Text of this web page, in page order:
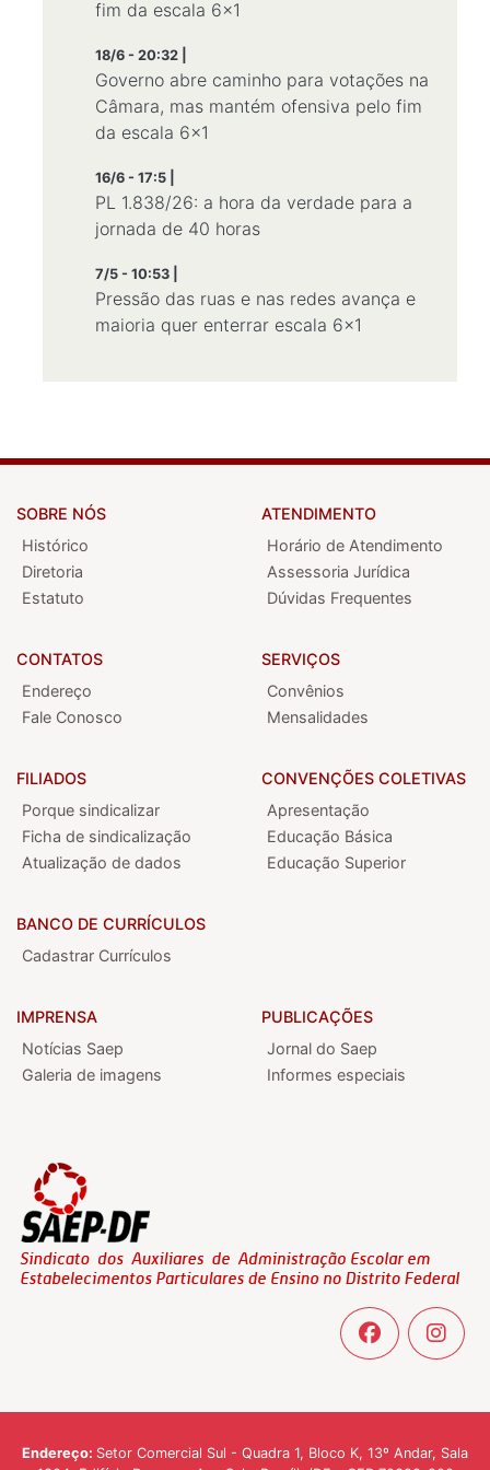
fim da escala 6×1
18/6 - 20:32 |
Governo abre caminho para votações na
Câmara, mas mantém ofensiva pelo fim
da escala 6×1
16/6 - 17:5 |
PL 1.838/26: a hora da verdade para a
jornada de 40 horas
7/5 - 10:53 |
Pressão das ruas e nas redes avança e
maioria quer enterrar escala 6×1
SOBRE NÓS
Histórico
Diretoria
Estatuto
CONTATOS
Endereço
Fale Conosco
ATENDIMENTO
Horário de Atendimento
Assessoria Jurídica
Dúvidas Frequentes
SERVIÇOS
Convênios
Mensalidades
FILIADOS
Porque sindicalizar
Ficha de sindicalização
Atualização de dados
BANCO DE CURRÍCULOS
Cadastrar Currículos
CONVENÇÕES COLETIVAS
Apresentação
Educação Básica
Educação Superior
IMPRENSA
Notícias Saep
Galeria de imagens
PUBLICAÇÕES
Jornal do Saep
Informes especiais
Endereço: Setor Comercial Sul - Quadra 1, Bloco K, 13º Andar, Sala